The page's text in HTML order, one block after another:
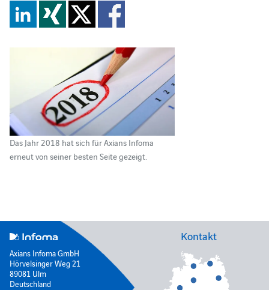
Das Jahr 2018 hat sich für Axians Infoma
erneut von seiner besten Seite gezeigt.
Axians Infoma GmbH
Hörvelsinger Weg 21
89081 Ulm
Deutschland
Kontakt